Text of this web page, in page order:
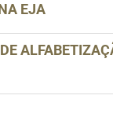
EJA